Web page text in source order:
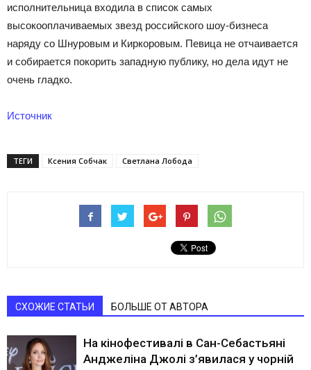
исполнительница входила в список самых
высокооплачиваемых звезд российского шоу-бизнеса
наряду со Шнуровым и Киркоровым. Певица не отчаивается
и собирается покорить западную публику, но дела идут не
очень гладко.
Источник
ТЕГИ Ксения Собчак Светлана Лобода
СХОЖИЕ СТАТЬИ БОЛЬШЕ ОТ АВТОРА
На кінофестивалі в Сан-Себастьяні
Анджеліна Джолі з’явилася у чорній